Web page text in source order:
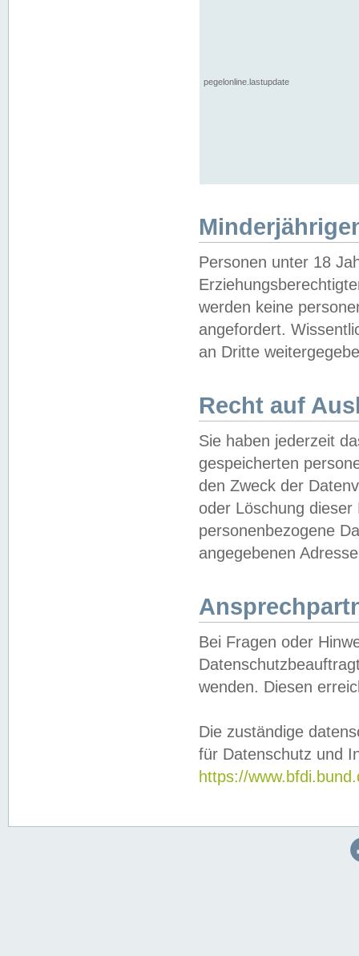
pegelonline.lastupdate
Personen unter 18
werden keine
angefordert.
an Dritte
Recht auf
Sie haben jederzeit
gespeicherten
den Zweck der
oder Löschung
personenbezogene
angegebenen
Bei Fragen oder
wenden. Diesen
Die zuständige
für Datenschutz und
https://